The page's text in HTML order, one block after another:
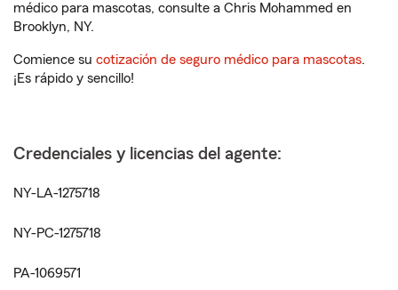
médico para mascotas, consulte a Chris Mohammed en
Brooklyn, NY.
Comience su cotización de seguro médico para mascotas.
¡Es rápido y sencillo!
Credenciales y licencias del agente:
NY-LA-1275718
NY-PC-1275718
PA-1069571